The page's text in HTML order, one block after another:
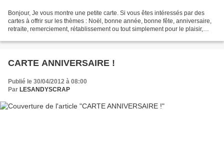
Bonjour, Je vous montre une petite carte. Si vous êtes intéressés par des
cartes à offrir sur les thèmes : Noël, bonne année, bonne fête, anniversaire,
retraite, remerciement, rétablissement ou tout simplement pour le plaisir,
CARTE ANNIVERSAIRE !
Publié le 30/04/2012 à 08:00
Par LESANDYSCRAP